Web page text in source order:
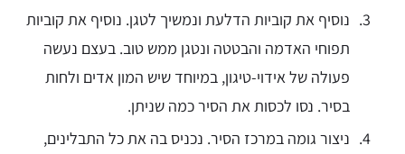
נוסיף את קוביות הדלעת ונמשיך לטגן. נוסיף את קוביות
תפוחי האדמה והבטטה ונטגן ממש טוב. בעצם נעשה
פעולה של אידוי-טיגון, במיוחד שיש המון אדים ולחות
בסיר. נסו לכסות את הסיר כמה שניתן.
ניצור גומה במרכז הסיר. נכניס בה את כל התבלינים,